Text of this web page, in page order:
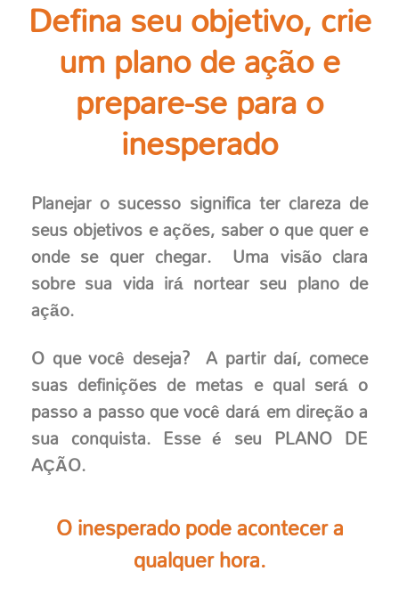
Defina seu objetivo, crie
um plano de ação e
prepare-se para o
inesperado
Planejar o sucesso significa ter clareza de
seus objetivos e ações, saber o que quer e
onde se quer chegar. Uma visão clara
sobre sua vida irá nortear seu plano de
ação.
O que você deseja? A partir daí, comece
suas definições de metas e qual será o
passo a passo que você dará em direção a
sua conquista. Esse é seu PLANO DE
AÇÃO.
O inesperado pode acontecer a
qualquer hora.